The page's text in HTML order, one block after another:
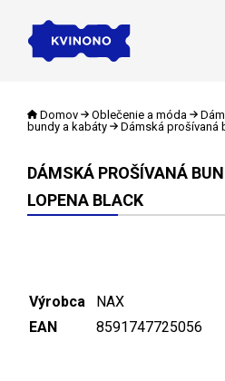
Domov Oblečenie a móda
bundy a kabáty
Dámská prošívaná
DÁMSKÁ PROŠÍVANÁ
LOPENA BLACK
Výrobca
NAX
EAN
8591747725056